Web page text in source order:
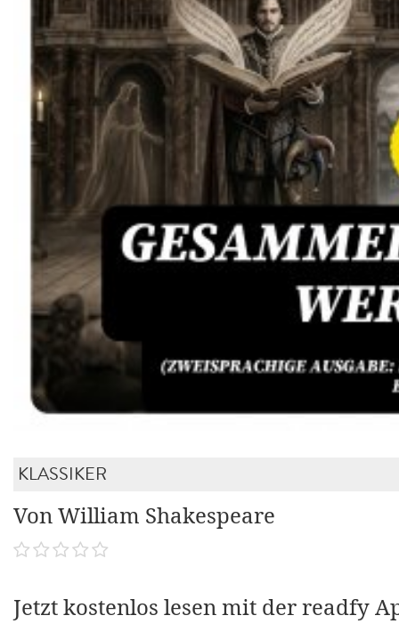
KLASSIKER
Von William Shakespeare
Jetzt kostenlos lesen mit der readfy